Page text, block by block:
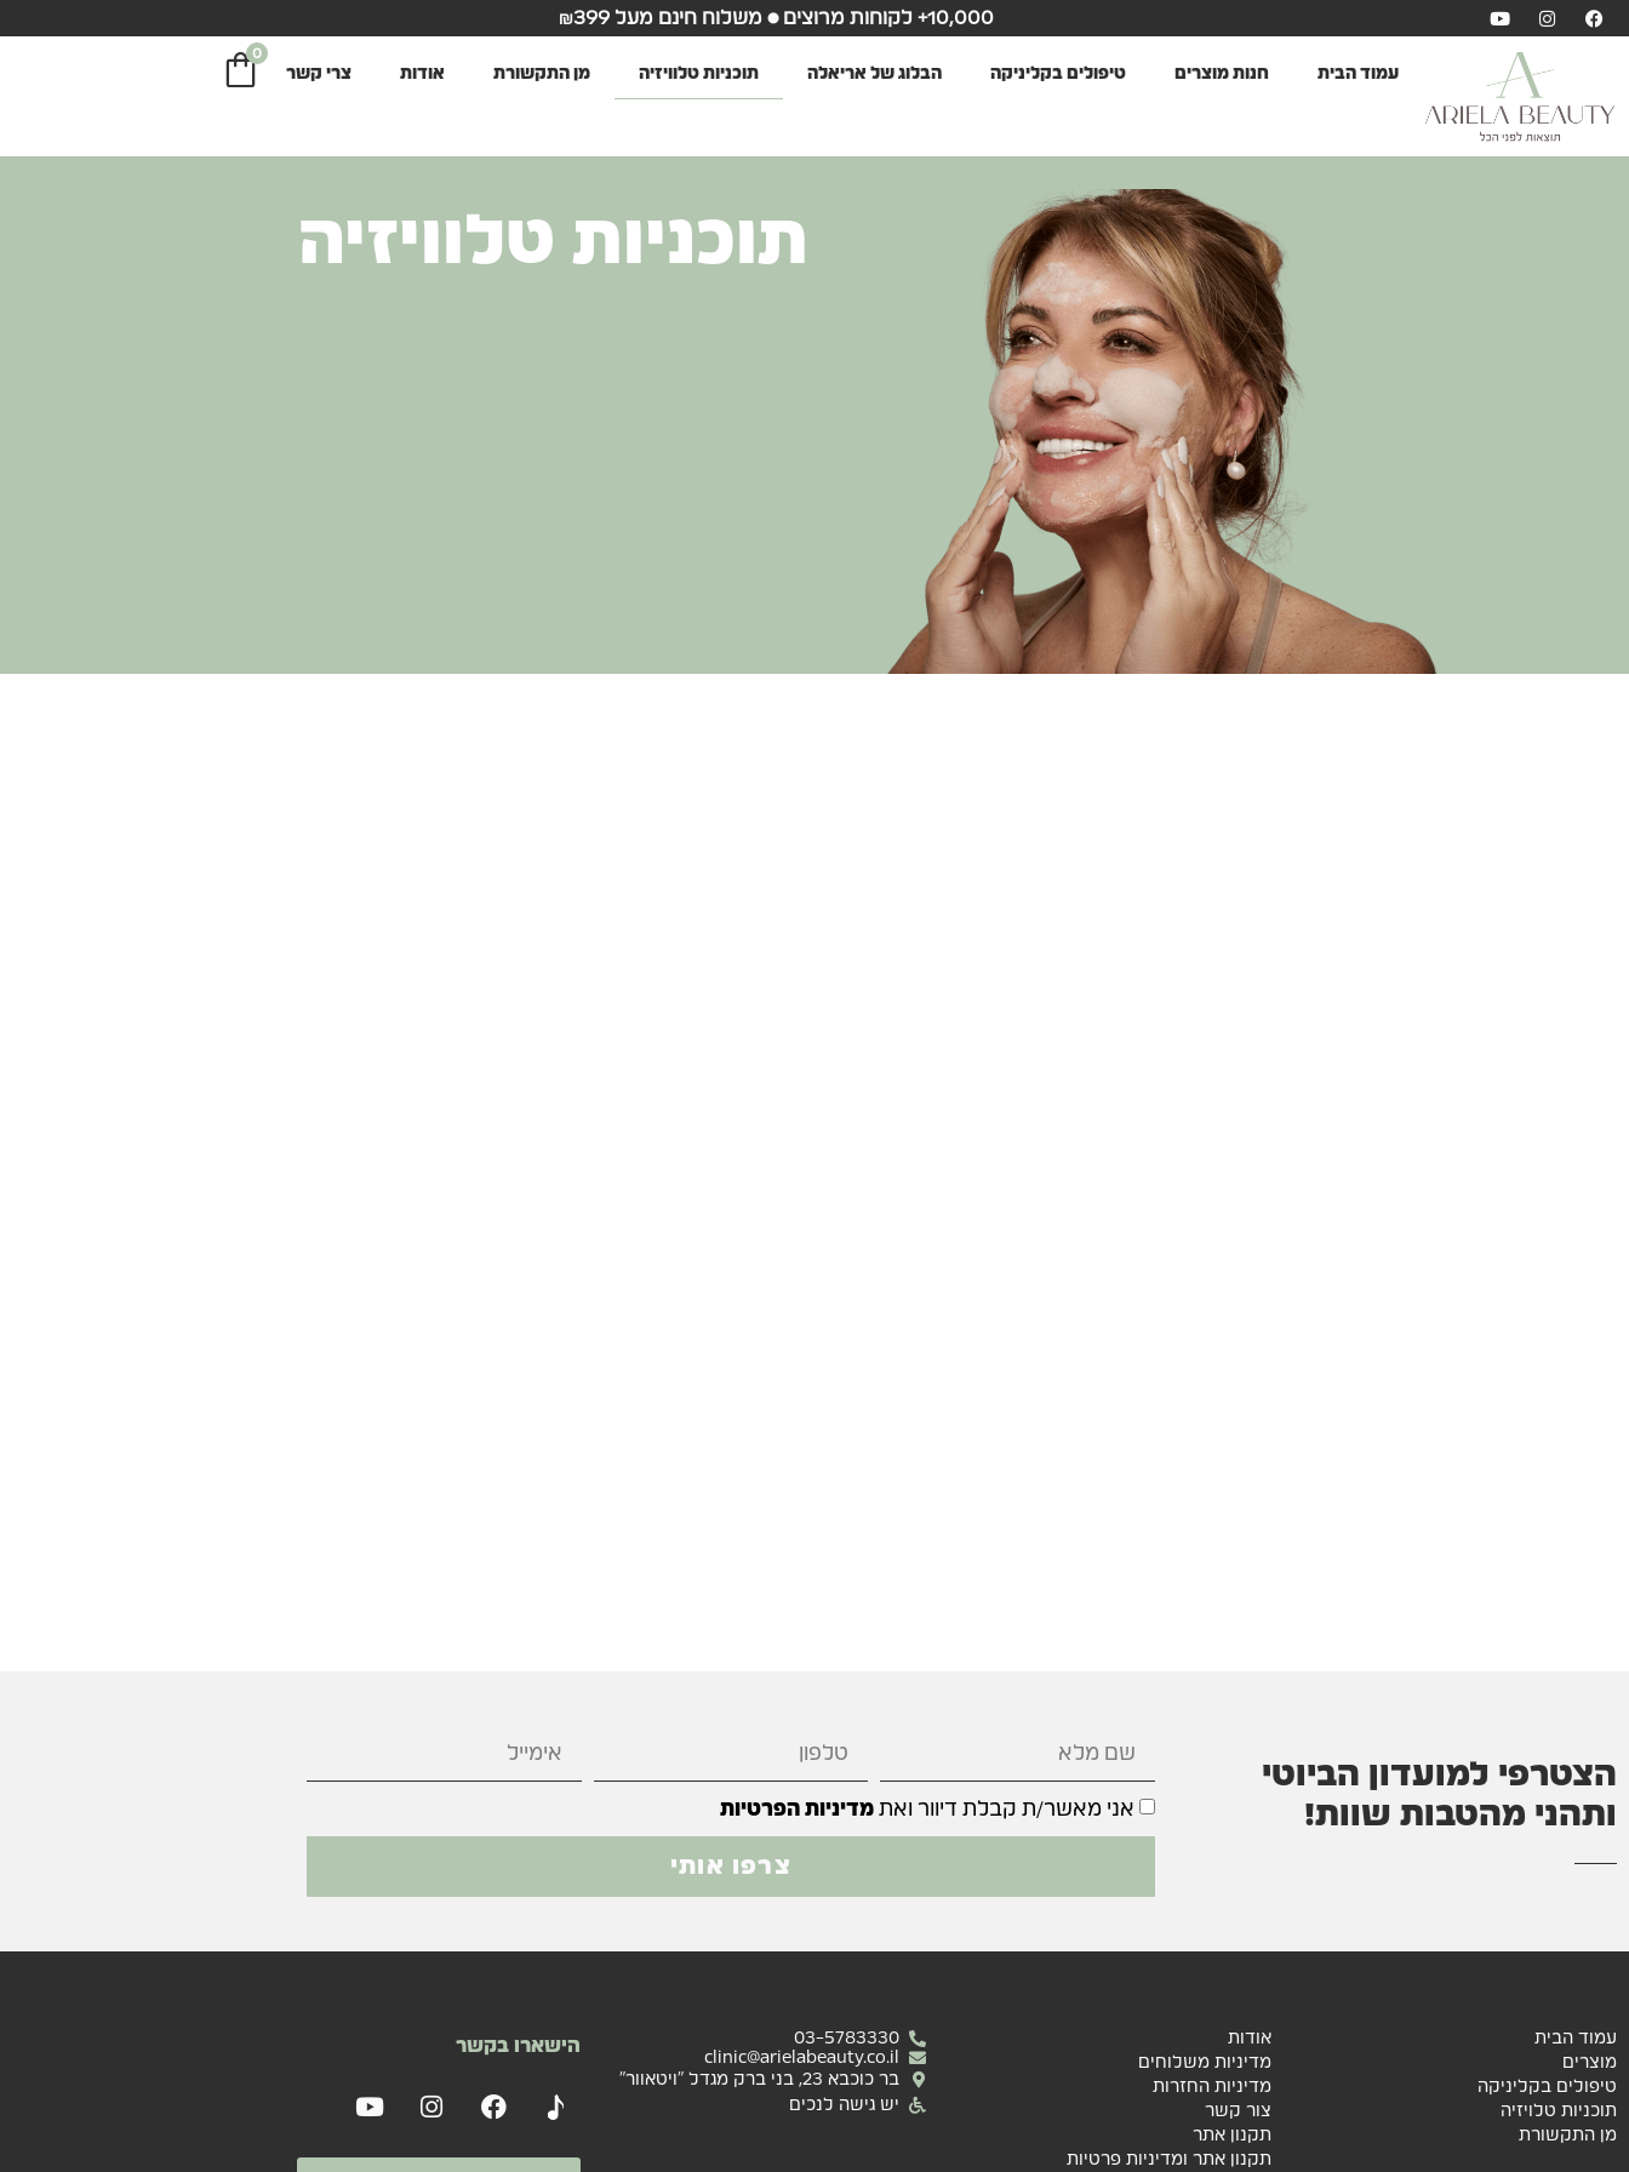
10,000+ לקוחות מרוצים • משלוח חינם מעל ₪399
עמוד הבית חנות מוצרים טיפולים בקליניקה הבלוג של אריאלה תוכניות טלוויזיה מן התקשורת אודות צרי קשר
0
תוכניות טלוויזיה
הצטרפי למועדון הביוטי
ותהני מהטבות שוות!
אני מאשר/ת קבלת דיוור ואת מדיניות הפרטיות
צרפו אותי
עמוד הבית
מוצרים
טיפולים בקליניקה
תוכניות טלויזיה
מן התקשורת
אודות
מדיניות משלוחים
מדיניות החזרות
צור קשר
תקנון אתר
תקנון אתר ומדיניות פרטיות
03-5783330
clinic@arielabeauty.co.il
בר כוכבא 23, בני ברק מגדל "ויטאוור"
יש גישה לנכים
הישארו בקשר